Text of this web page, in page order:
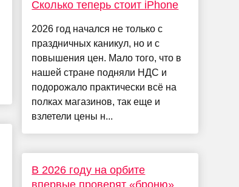
Сколько теперь стоит iPhone
2026 год начался не только с
праздничных каникул, но и с
повышения цен. Мало того, что в
нашей стране подняли НДС и
подорожало практически всё на
полках магазинов, так еще и
взлетели цены н...
В 2026 году на орбите